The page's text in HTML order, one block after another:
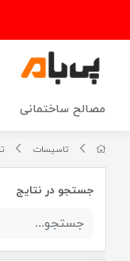
مصالح ساختمانی
تاسیسات
جستجو در نتایج